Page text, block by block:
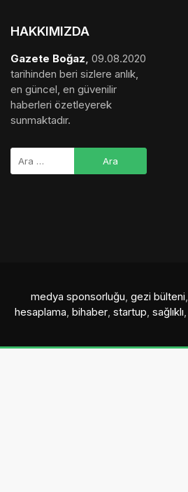
HAKKIMIZDA
Gazete Boğaz, 09.08.2020
tarihinden beri sizlere anlık,
en güncel, en güvenilir
haberleri özetleyerek
sunmaktadır.
medya sponsorluğu, gezi bülteni,
hesaplama, bihaber, startup, sağlıklı,